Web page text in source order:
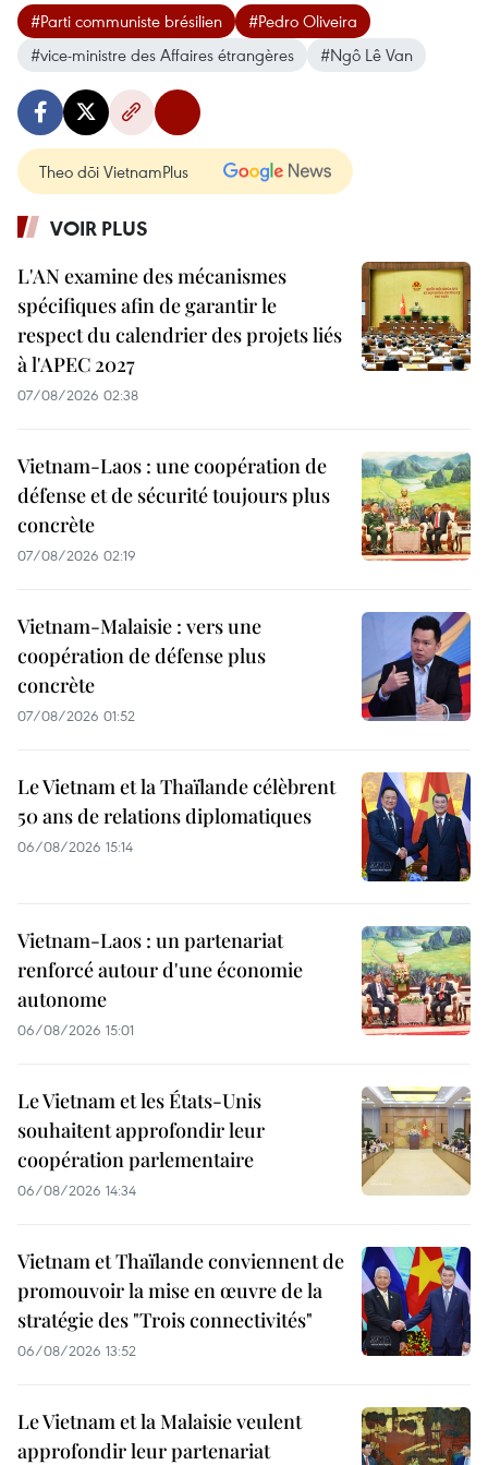
#Parti communiste brésilien
#Pedro Oliveira
#vice-ministre des Affaires étrangères
#Ngô Lê Van
Theo dõi VietnamPlus
VOIR PLUS
L'AN examine des mécanismes
spécifiques afin de garantir le
respect du calendrier des projets liés
à l'APEC 2027
07/08/2026 02:38
Vietnam-Laos : une coopération de
défense et de sécurité toujours plus
concrète
07/08/2026 02:19
Vietnam-Malaisie : vers une
coopération de défense plus
concrète
07/08/2026 01:52
Le Vietnam et la Thaïlande célèbrent
50 ans de relations diplomatiques
06/08/2026 15:14
Vietnam-Laos : un partenariat
renforcé autour d'une économie
autonome
06/08/2026 15:01
Le Vietnam et les États-Unis
souhaitent approfondir leur
coopération parlementaire
06/08/2026 14:34
Vietnam et Thaïlande conviennent de
promouvoir la mise en œuvre de la
stratégie des "Trois connectivités"
06/08/2026 13:52
Le Vietnam et la Malaisie veulent
approfondir leur partenariat